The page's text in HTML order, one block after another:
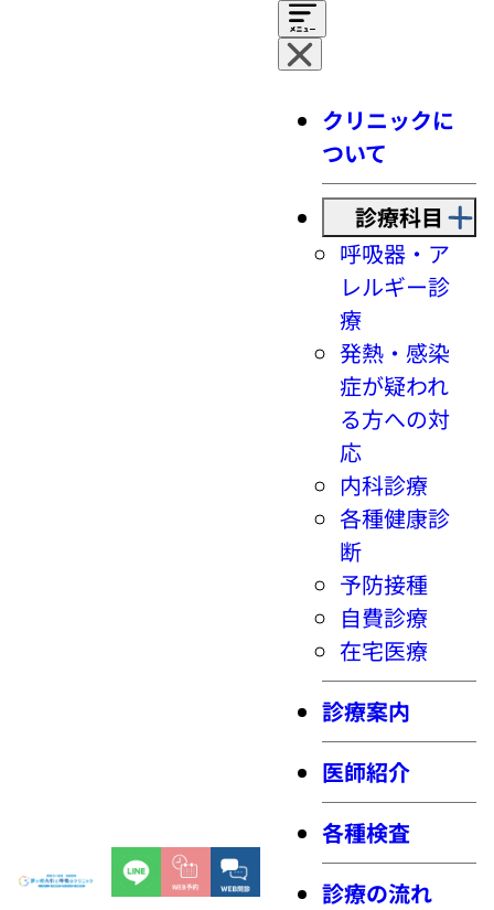
クリニックに
ついて
診療科目
呼吸器・ア
レルギー診
療
発熱・感染
症が疑われ
る方への対
応
内科診療
各種健康診
断
予防接種
自費診療
在宅医療
診療案内
医師紹介
各種検査
診療の流れ